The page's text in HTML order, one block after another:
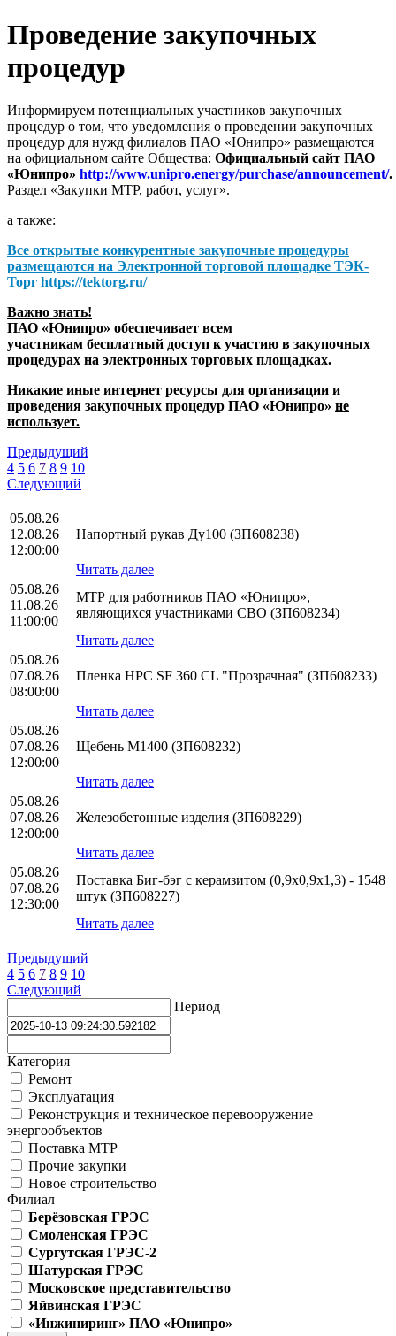
Проведение закупочных
процедур
Информируем потенциальных участников закупочных
процедур о том, что уведомления о проведении закупочных
процедур для нужд филиалов ПАО «Юнипро» размещаются
на официальном сайте Общества: Официальный сайт ПАО
«Юнипро» http://www.unipro.energy/purchase/announcement/.
Раздел «Закупки МТР, работ, услуг».
а также:
Все открытые конкурентные закупочные процедуры
размещаются на Электронной торговой площадке ТЭК-
Торг https://tektorg.ru/
Важно знать!
ПАО «Юнипро» обеспечивает всем
участникам бесплатный доступ к участию в закупочных
процедурах на электронных торговых площадках.
Никакие иные интернет ресурсы для организации и
проведения закупочных процедур ПАО «Юнипро» не
использует.
Предыдущий
4 5 6 7 8 9 10
Следующий
05.08.26
12.08.26
12:00:00
Напортный рукав Ду100 (ЗП608238)
Читать далее
05.08.26
11.08.26
11:00:00
МТР для работников ПАО «Юнипро»,
являющихся участниками СВО (ЗП608234)
Читать далее
05.08.26
07.08.26
08:00:00
Пленка HPС SF 360 CL "Прозрачная" (ЗП608233)
Читать далее
05.08.26
07.08.26
12:00:00
Щебень М1400 (ЗП608232)
Читать далее
05.08.26
07.08.26
12:00:00
Железобетонные изделия (ЗП608229)
Читать далее
05.08.26
07.08.26
12:30:00
Поставка Биг-бэг с керамзитом (0,9х0,9х1,3) - 1548
штук (ЗП608227)
Читать далее
Предыдущий
4 5 6 7 8 9 10
Следующий
Период
Категория
Ремонт
Эксплуатация
Реконструкция и техническое перевооружение
энергообъектов
Поставка МТР
Прочие закупки
Новое строительство
Филиал
Берёзовская ГРЭС
Смоленская ГРЭС
Сургутская ГРЭС-2
Шатурская ГРЭС
Московское представительство
Яйвинская ГРЭС
«Инжиниринг» ПАО «Юнипро»